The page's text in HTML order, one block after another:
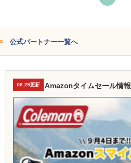
公式パートナー一覧へ
08.29更新 Amazonタイムセール情報